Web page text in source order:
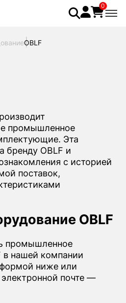
0
OBLF
промышленное
Эта
бренду OBLF и
с историей
поставок,
OBLF
промышленное
в нашей компании
ниже или
почте —